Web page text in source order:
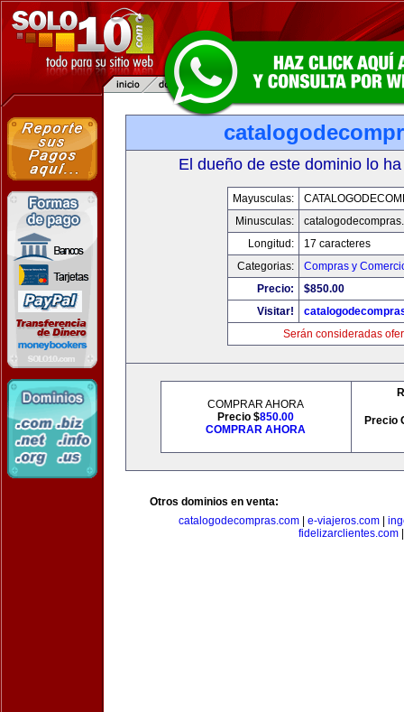
El dueño de este dominio lo
Mayusculas:
Minusculas:
Longitud:
17 caracteres
Categorias:
Compras y
Precio:
$850.00
Visitar!
Serán consideradas
COMPRAR AHORA
Precio $850.00
COMPRAR AHORA
Precio
Otros dominios en venta:
catalogodecompras.com| e-viajeros.com|
fidelizarclientes.com|